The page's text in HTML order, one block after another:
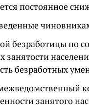
постоянное
безработицы по
занятости
безработных
занятого